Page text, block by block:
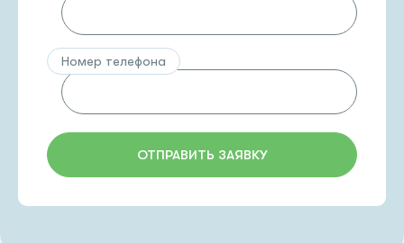
Номер телефона
ОТПРАВИТЬ ЗАЯВКУ